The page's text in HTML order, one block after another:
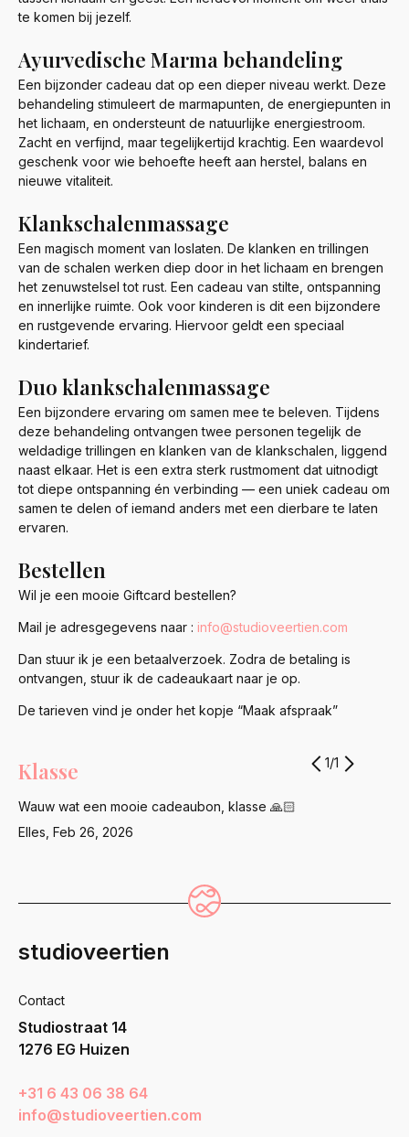
te komen bij jezelf.
Ayurvedische Marma behandeling
Een bijzonder cadeau dat op een dieper niveau werkt. Deze
behandeling stimuleert de marmapunten, de energiepunten in
het lichaam, en ondersteunt de natuurlijke energiestroom.
Zacht en verfijnd, maar tegelijkertijd krachtig. Een waardevol
geschenk voor wie behoefte heeft aan herstel, balans en
nieuwe vitaliteit.
Klankschalenmassage
Een magisch moment van loslaten. De klanken en trillingen
van de schalen werken diep door in het lichaam en brengen
het zenuwstelsel tot rust. Een cadeau van stilte, ontspanning
en innerlijke ruimte. Ook voor kinderen is dit een bijzondere
en rustgevende ervaring. Hiervoor geldt een speciaal
kindertarief.
Duo klankschalenmassage
Een bijzondere ervaring om samen mee te beleven. Tijdens
deze behandeling ontvangen twee personen tegelijk de
weldadige trillingen en klanken van de klankschalen, liggend
naast elkaar. Het is een extra sterk rustmoment dat uitnodigt
tot diepe ontspanning én verbinding — een uniek cadeau om
samen te delen of iemand anders met een dierbare te laten
ervaren.
Bestellen
Wil je een mooie Giftcard bestellen?
Mail je adresgegevens naar : info@studioveertien.com
Dan stuur ik je een betaalverzoek. Zodra de betaling is
ontvangen, stuur ik de cadeaukaart naar je op.
De tarieven vind je onder het kopje “Maak afspraak”
Klasse
Wauw wat een mooie cadeaubon, klasse 🙏🏻
Elles Feb 26, 2026
1/1
studioveertien
Contact
Studiostraat 14
1276 EG Huizen
+31 6 43 06 38 64
info@studioveertien.com